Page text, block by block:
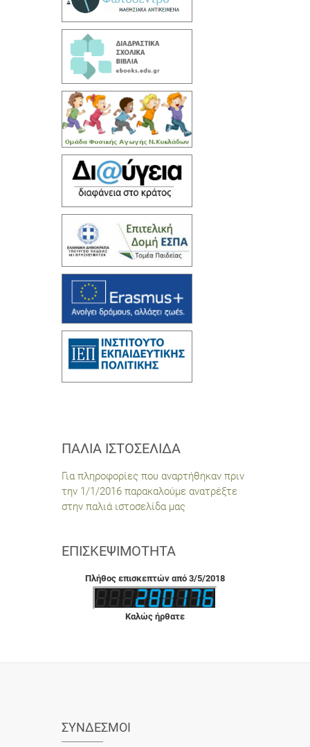
ΠΑΛΙΆ ΙΣΤΟΣΕΛΊΔΑ
Για πληροφορίες που αναρτήθηκαν πριν
την 1/1/2016 παρακαλούμε ανατρέξτε
στην παλιά ιστοσελίδα μας
ΕΠΙΣΚΕΨΙΜΌΤΗΤΑ
Πλήθος επισκεπτών από 3/5/2018
Καλώς ήρθατε
ΣΎΝΔΕΣΜΟΙ